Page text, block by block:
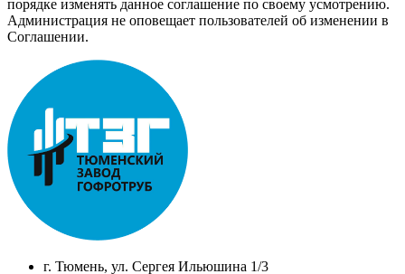
порядке изменять данное соглашение по своему усмотрению.
Администрация не оповещает пользователей об изменении в
Соглашении.
г. Тюмень, ул. Сергея Ильюшина 1/3